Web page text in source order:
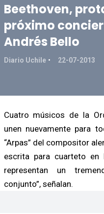
Beethoven,
próximo
Andrés Bello
Diario Uchile 22-07-2013
Cuatro músicos de la
unen nuevamente para
“Arpas” del compositor
escrita para cuarteto
representan un
conjunto”, señalan.